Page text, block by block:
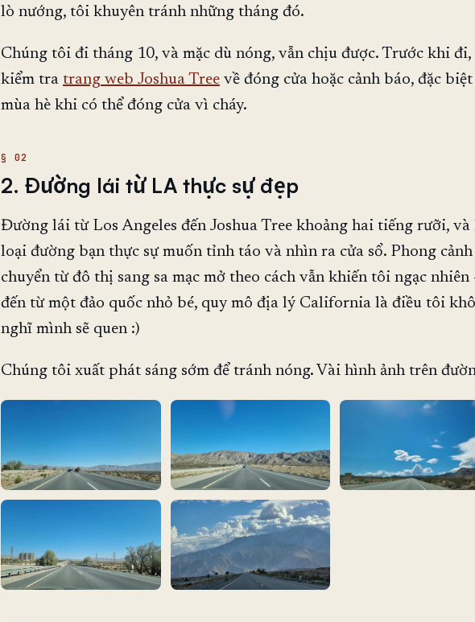
lò nướng, tôi khuyên tránh những tháng đó.
Chúng tôi đi tháng 10, và mặc dù nóng, vẫn chịu được. Trước khi đi,
kiểm tra trang web Joshua Tree về đóng cửa hoặc cảnh báo, đặc biệt
mùa hè khi có thể đóng cửa vì cháy.
2. Đường lái từ LA thực sự đẹp
Đường lái từ Los Angeles đến Joshua Tree khoảng hai tiếng rưỡi, và
loại đường bạn thực sự muốn tỉnh táo và nhìn ra cửa sổ. Phong cảnh
chuyển từ đô thị sang sa mạc mở theo cách vẫn khiến tôi ngạc nhiên
đến từ một đảo quốc nhỏ bé, quy mô địa lý California là điều tôi
nghĩ mình sẽ quen :)
Chúng tôi xuất phát sáng sớm để tránh nóng. Vài hình ảnh trên